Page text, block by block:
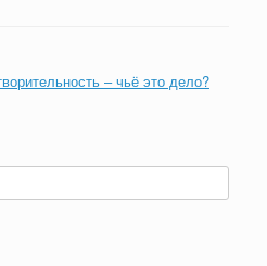
– чьё это дело?